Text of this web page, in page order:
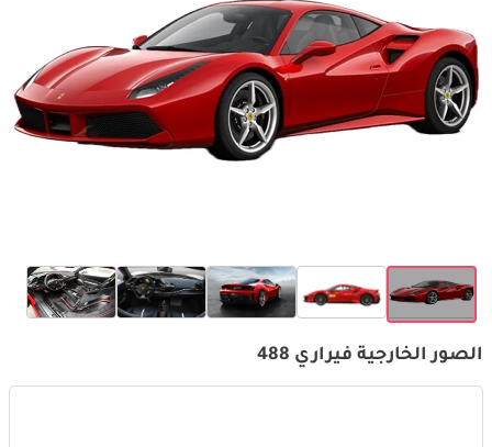
الصور الخارجية فيراري 488